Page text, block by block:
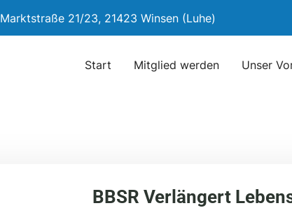
Marktstraße 21/23, 21423 Winsen (Luhe)
Start Mitglied werden Unser
BBSR Verlängert